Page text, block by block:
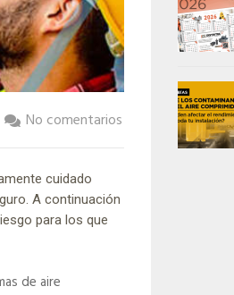
No comentarios
cuidado
A continuación
para los que
de aire